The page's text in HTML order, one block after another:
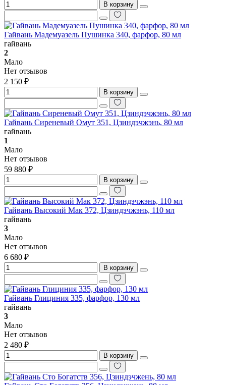
В корзину
Гайвань Мадемуазель Пушинка 340, фарфор, 80 мл
гайвань
2
Мало
Нет отзывов
2 150 ₽
В корзину
Гайвань Сиреневый Омут 351, Цзиндэчжэнь, 80 мл
гайвань
1
Мало
Нет отзывов
59 880 ₽
В корзину
Гайвань Высокий Мак 372, Цзиндэчжэнь, 110 мл
гайвань
3
Мало
Нет отзывов
6 680 ₽
В корзину
Гайвань Глициния 335, фарфор, 130 мл
гайвань
3
Мало
Нет отзывов
2 480 ₽
В корзину